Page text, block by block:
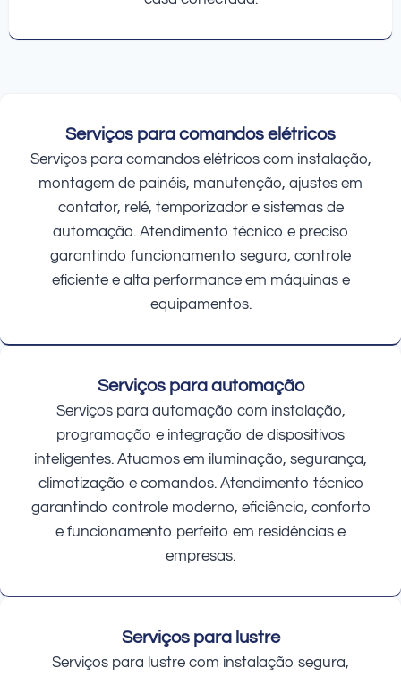
Serviços para comandos elétricos
Serviços para comandos elétricos com instalação,
montagem de painéis, manutenção, ajustes em
contator, relé, temporizador e sistemas de
automação. Atendimento técnico e preciso
garantindo funcionamento seguro, controle
eficiente e alta performance em máquinas e
equipamentos.
Serviços para automação
Serviços para automação com instalação,
programação e integração de dispositivos
inteligentes. Atuamos em iluminação, segurança,
climatização e comandos. Atendimento técnico
garantindo controle moderno, eficiência, conforto
e funcionamento perfeito em residências e
empresas.
Serviços para lustre
Serviços para lustre com instalação segura,